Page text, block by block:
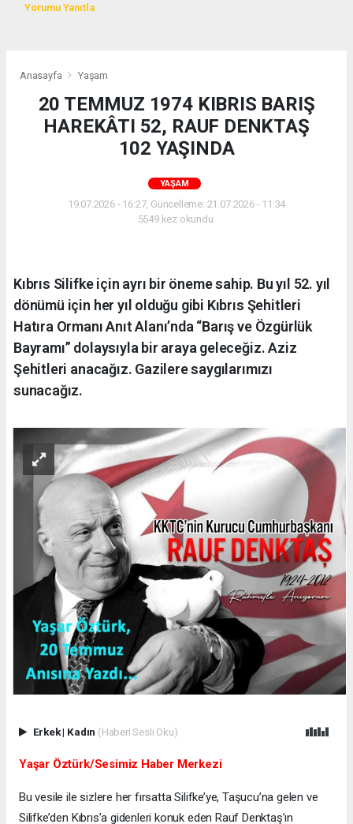
Yorumu Yanıtla
Anasayfa Yaşam
20 TEMMUZ 1974 KIBRIS BARIŞ
HAREKÂTI 52, RAUF DENKTAŞ
102 YAŞINDA
YAŞAM
19.07.2026 - 16:27, Güncelleme: 21.07.2026 - 11:34
5549 kez okundu.
Kıbrıs Silifke için ayrı bir öneme sahip. Bu yıl 52. yıl
dönümü için her yıl olduğu gibi Kıbrıs Şehitleri
Hatıra Ormanı Anıt Alanı’nda “Barış ve Özgürlük
Bayramı” dolaysıyla bir araya geleceğiz. Aziz
Şehitleri anacağız. Gazilere saygılarımızı
sunacağız.
Erkek| Kadın (Haberi Sesli Oku)
Yaşar Öztürk/Sesimiz Haber Merkezi
Bu vesile ile sizlere her fırsatta Silifke’ye, Taşucu’na gelen ve
Silifke’den Kıbrıs’a gidenleri konuk eden Rauf Denktaş’ın